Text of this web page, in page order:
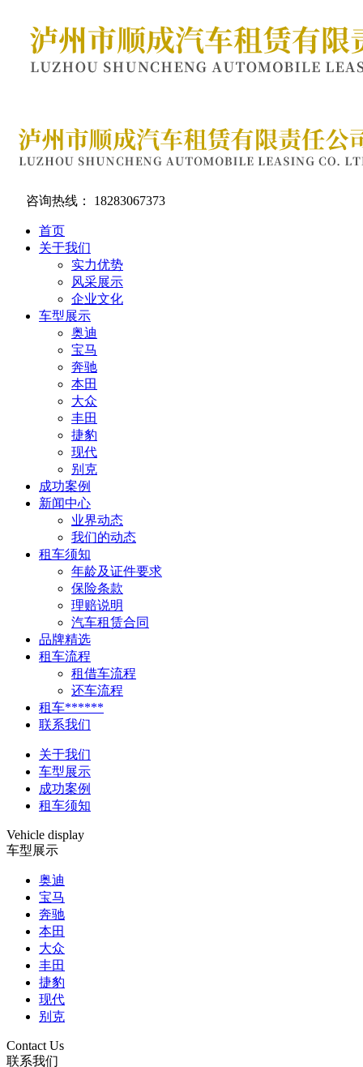
咨询热线： 18283067373
首页
关于我们
实力优势
风采展示
企业文化
车型展示
奥迪
宝马
奔驰
本田
大众
丰田
捷豹
现代
别克
成功案例
新闻中心
业界动态
我们的动态
租车须知
年龄及证件要求
保险条款
理赔说明
汽车租赁合同
品牌精选
租车流程
租借车流程
还车流程
租车******
联系我们
关于我们
车型展示
成功案例
租车须知
Vehicle display
车型展示
奥迪
宝马
奔驰
本田
大众
丰田
捷豹
现代
别克
Contact Us
联系我们